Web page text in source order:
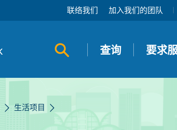
联络我们 加入我们的团队
开启搜寻面板
查询 要求
生活项目